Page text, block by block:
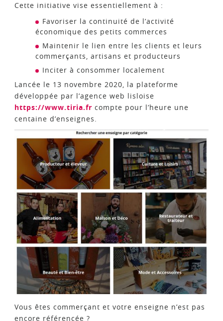
Cette initiative vise essentiellement à :
Favoriser la continuité de l’activité
économique des petits commerces
Maintenir le lien entre les clients et leurs
commerçants, artisans et producteurs
Inciter à consommer localement
Lancée le 13 novembre 2020, la plateforme
développée par l’agence web lisloise
https://www.tiria.fr compte pour l’heure une
centaine d’enseignes.
Vous êtes commerçant et votre enseigne n’est pas
encore référencée ?